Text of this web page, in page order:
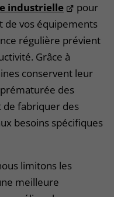
industrielle
pour
de vos équipements
régulière prévient
Grâce à
conservent leur
des
de fabriquer des
besoins spécifiques
limitons les
meilleure